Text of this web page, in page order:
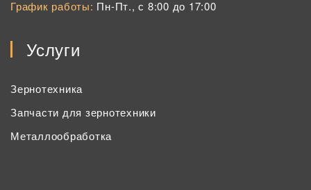
График работы: Пн-Пт., с 8:00 до 17:00
Услуги
Зернотехника
Запчасти для зернотехники
Металлообработка